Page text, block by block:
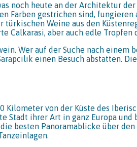
noch heute an der Architektur
Farben gestrichen sind,
Weine aus den
Calkarasi, aber auch edle Tropfen
Wer auf der Suche nach
einen Besuch abstatten.
Kilometer von der Küste des
Stadt ihrer Art in ganz Europa
besten Panoramablicke über